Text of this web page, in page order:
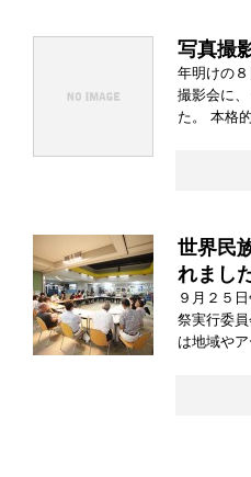
写真撮
年明けの
撮影会に
た。 本格
世界民
れまし
９月２５
祭実行委
は地域や